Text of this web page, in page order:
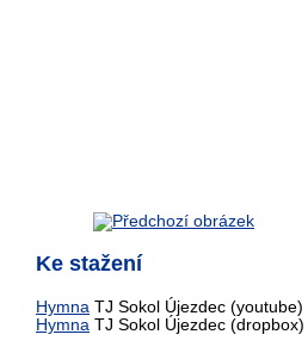
Ke stažení
Hymna TJ Sokol Újezdec (youtube)
Hymna TJ Sokol Újezdec (dropbox)